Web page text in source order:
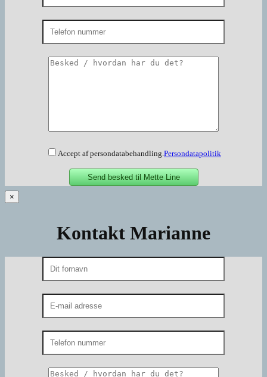
Accept af persondatabehandling.Persondatapolitik
×
Kontakt Marianne